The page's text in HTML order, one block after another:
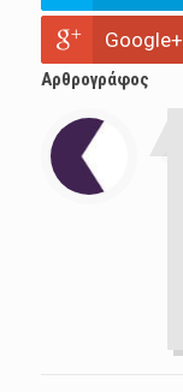
Google+
Αρθρογράφος